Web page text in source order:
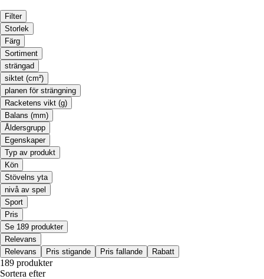
Filter
Storlek
Färg
Sortiment
strängad
siktet (cm²)
planen för strängning
Racketens vikt (g)
Balans (mm)
Åldersgrupp
Egenskaper
Typ av produkt
Kön
Stövelns yta
nivå av spel
Sport
Pris
Se 189 produkter
Relevans
Relevans
Pris stigande Pris fallande Rabatt
189 produkter
Sortera efter